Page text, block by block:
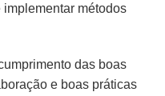
métodos
das boas
e boas práticas